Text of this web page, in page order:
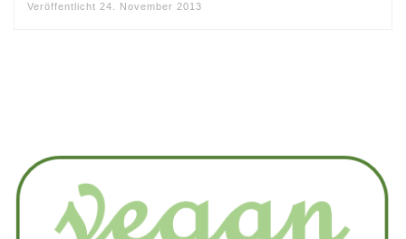
Veröffentlicht 24. November 2013